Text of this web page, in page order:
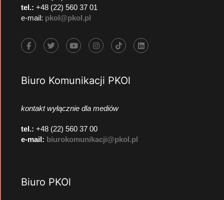
tel.: +48 (22) 560 37 01
e-mail: pkol@pkol.pl
Biuro Komunikacji PKOl
kontakt wyłącznie dla mediów
tel.: +48 (22) 560 37 00
e-mail: biurokomunikacji@pkol.pl
Biuro PKOl